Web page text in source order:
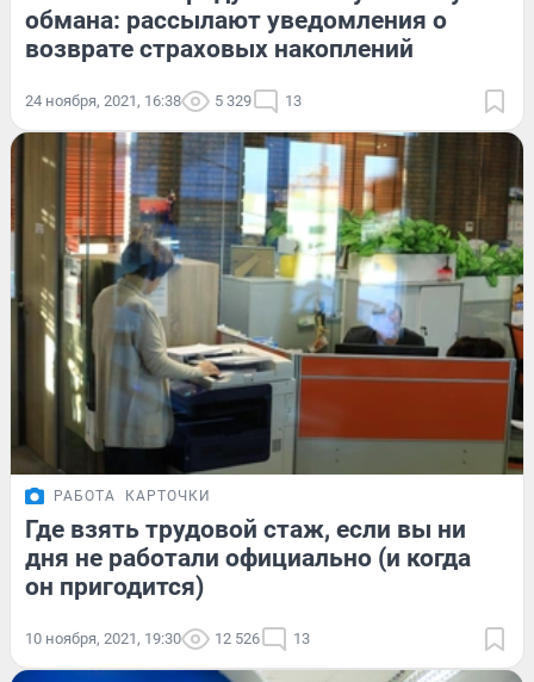
обмана: рассылают уведомления о
возврате страховых накоплений
24 ноября, 2021, 16:38 5 329 13
РАБОТА КАРТОЧКИ
Где взять трудовой стаж, если вы ни
дня не работали официально (и когда
он пригодится)
10 ноября, 2021, 19:30 12 526 13